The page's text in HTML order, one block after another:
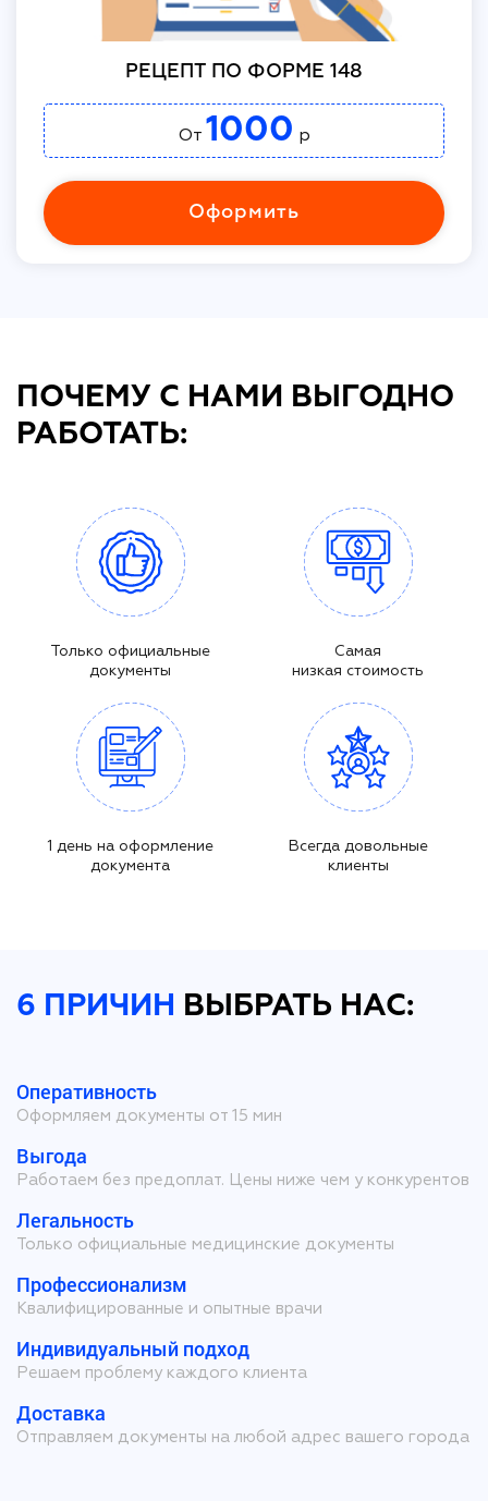
РЕЦЕПТ ПО ФОРМЕ 148
От 1000 р
Оформить
ПОЧЕМУ С НАМИ ВЫГОДНО
РАБОТАТЬ:
Только официальные
документы
Самая
низкая стоимость
1 день на оформление
документа
Всегда довольные
клиенты
6 ПРИЧИН ВЫБРАТЬ НАС:
Оперативность
Оформляем документы от 15 мин
Выгода
Работаем без предоплат. Цены ниже чем у конкурентов
Легальность
Только официальные медицинские документы
Профессионализм
Квалифицированные и опытные врачи
Индивидуальный подход
Решаем проблему каждого клиента
Доставка
Отправляем документы на любой адрес вашего города